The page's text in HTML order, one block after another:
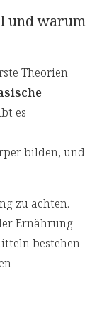
und warum
Theorien
es
bilden, und
zu achten.
Ernährung
bestehen